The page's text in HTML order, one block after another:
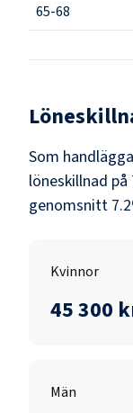
65-68
Som
löneskillnad på
genomsnitt 7.2
Kvinnor
45 300
Män